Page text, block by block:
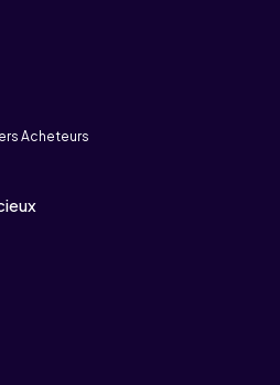
Acheteurs